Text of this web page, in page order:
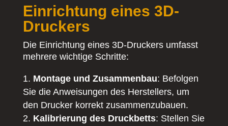
Einrichtung eines 3D-
Druckers
Die Einrichtung eines 3D-Druckers umfasst
mehrere wichtige Schritte:
Montage und Zusammenbau: Befolgen
Sie die Anweisungen des Herstellers, um
den Drucker korrekt zusammenzubauen.
Kalibrierung des Druckbetts: Stellen Sie